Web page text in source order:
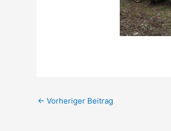
Beitragsnavigation
← Vorheriger Beitrag